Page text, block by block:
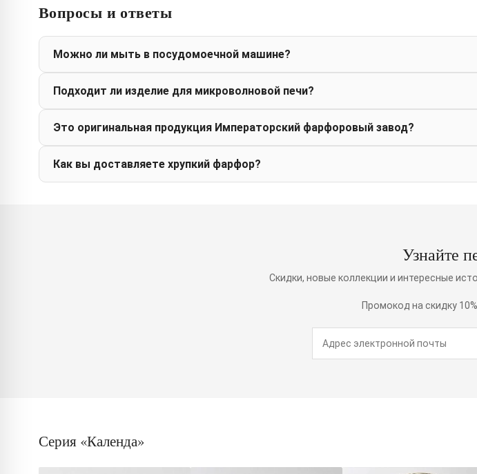
Вопросы и ответы
Можно ли мыть в посудомоечной машине?
Подходит ли изделие для микроволновой печи?
Это оригинальная продукция Императорский фарфоровый завод?
Как вы доставляете хрупкий фарфор?
Узнайте
Скидки, новые коллекции и интересные
Промокод на скидку
Серия «Календа»